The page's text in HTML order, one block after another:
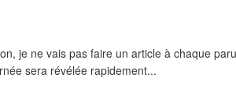
on, je ne vais pas faire un article à chaque
sera révélée rapidement...